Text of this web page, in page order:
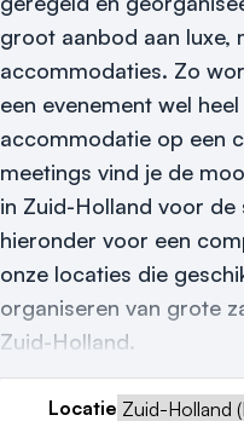
Locatiegids
Meld locatie
Nieuws
Reviews (5⭐️)
Contact
groot aanbod aan luxe,
accommodaties. Zo
een evenement wel
accommodatie op een
meetings vind je de
in Zuid-Holland voor
hieronder voor een
onze locaties die
organiseren van grote
Zuid-Holland.
Locatie